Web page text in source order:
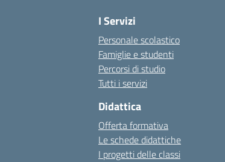
I Servizi
Personale scolastico
Famiglie e studenti
Percorsi di studio
Tutti i servizi
Didattica
Offerta formativa
Le schede didattiche
I progetti delle classi